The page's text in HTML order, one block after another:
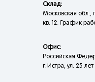
Склад:
Московская обл.,
кв. 12. График
Офис:
Российская
г. Истра, ул. 25